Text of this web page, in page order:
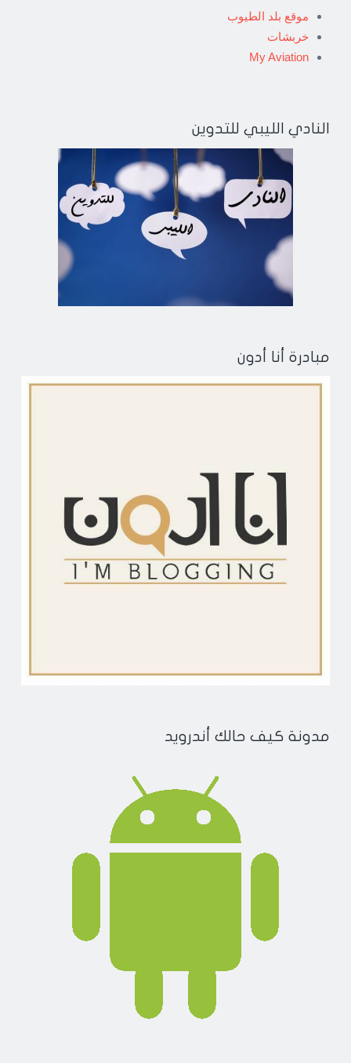
موقع بلد الطيوب
خربشات
My Aviation
النادي الليبي للتدوين
مبادرة أنا أدون
مدونة كيف حالك أندرويد